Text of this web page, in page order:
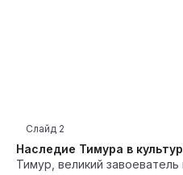
Наследие Тимура в
Слайд 2
Тимур, великий